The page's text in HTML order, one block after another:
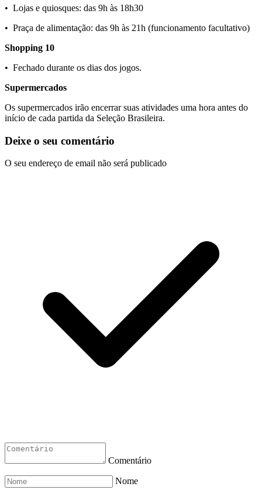
•⁠ ⁠Lojas e quiosques: das 9h às 18h30
•⁠ ⁠Praça de alimentação: das 9h às 21h (funcionamento facultativo)
Shopping 10
•⁠ ⁠Fechado durante os dias dos jogos.
Supermercados
Os supermercados irão encerrar suas atividades uma hora antes do
início de cada partida da Seleção Brasileira.
Deixe o seu comentário
O seu endereço de email não será publicado
Comentário
Nome